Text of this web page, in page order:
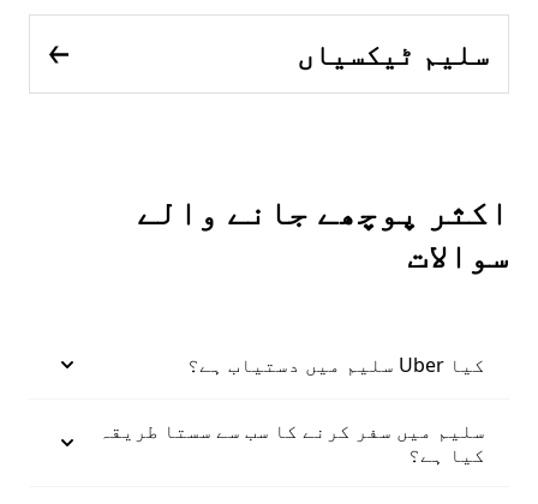
سلیم ٹیکسیاں
اکثر پوچھے جانے والے
سوالات
کیا Uber سلیم میں دستیاب ہے؟
سلیم میں سفر کرنے کا سب سے سستا طریقہ
کیا ہے؟